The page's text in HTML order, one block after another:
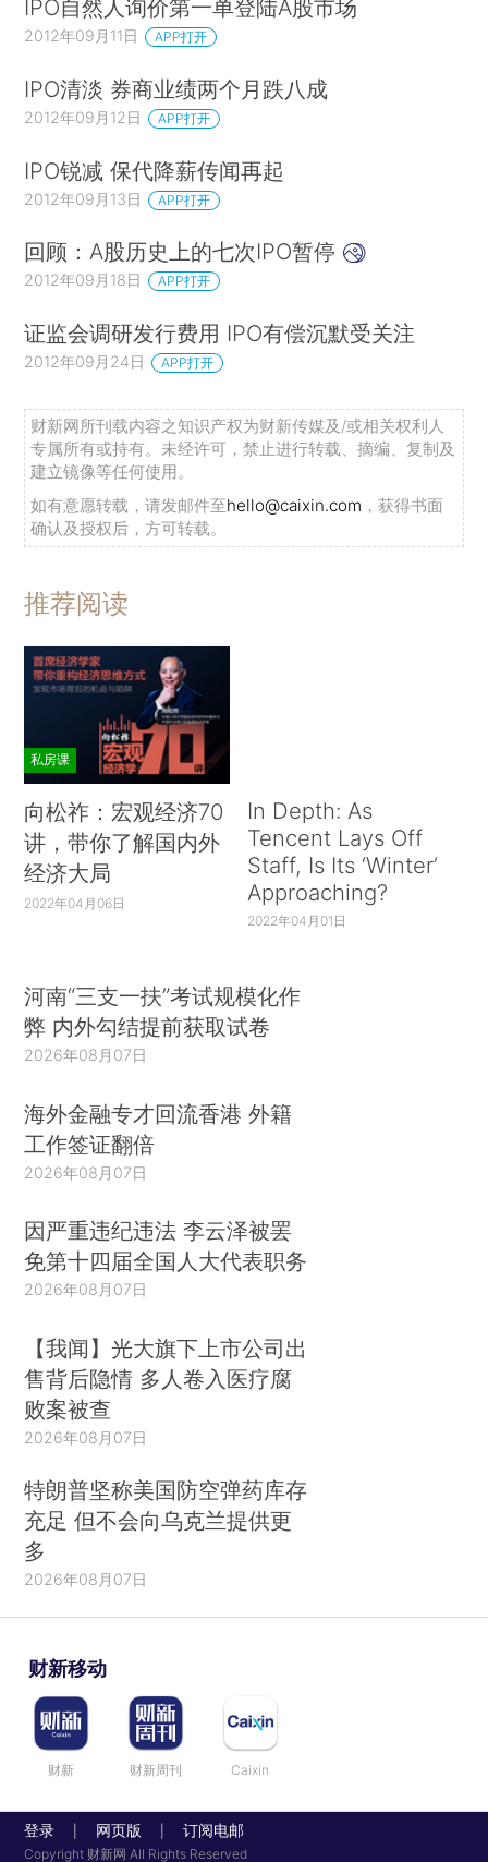
IPO自然人询价第一单登陆A股市场
2012年09月11日 APP打开
IPO清淡 券商业绩两个月跌八成
2012年09月12日 APP打开
IPO锐减 保代降薪传闻再起
2012年09月13日 APP打开
回顾：A股历史上的七次IPO暂停
2012年09月18日 APP打开
证监会调研发行费用 IPO有偿沉默受关注
2012年09月24日 APP打开
财新网所刊载内容之知识产权为财新传媒及/或相关权利人
专属所有或持有。未经许可，禁止进行转载、摘编、复制及
建立镜像等任何使用。
如有意愿转载，请发邮件至hello@caixin.com ，获得书面
确认及授权后，方可转载。
推荐阅读
私房课
向松祚：宏观经济70
讲，带你了解国内外
经济大局
2022年04月06日
In Depth: As
Tencent Lays Off
Staff, Is Its ‘Winter’
Approaching?
2022年04月01日
河南“三支一扶”考试规模化作
弊 内外勾结提前获取试卷
2026年08月07日
海外金融专才回流香港 外籍
工作签证翻倍
2026年08月07日
因严重违纪违法 李云泽被罢
免第十四届全国人大代表职务
2026年08月07日
【我闻】光大旗下上市公司出
售背后隐情 多人卷入医疗腐
败案被查
2026年08月07日
特朗普坚称美国防空弹药库存
充足 但不会向乌克兰提供更
多
2026年08月07日
财新移动
财新 财新周刊 Caixin
登录 网页版 订阅电邮
Copyright 财新网 All Rights Reserved